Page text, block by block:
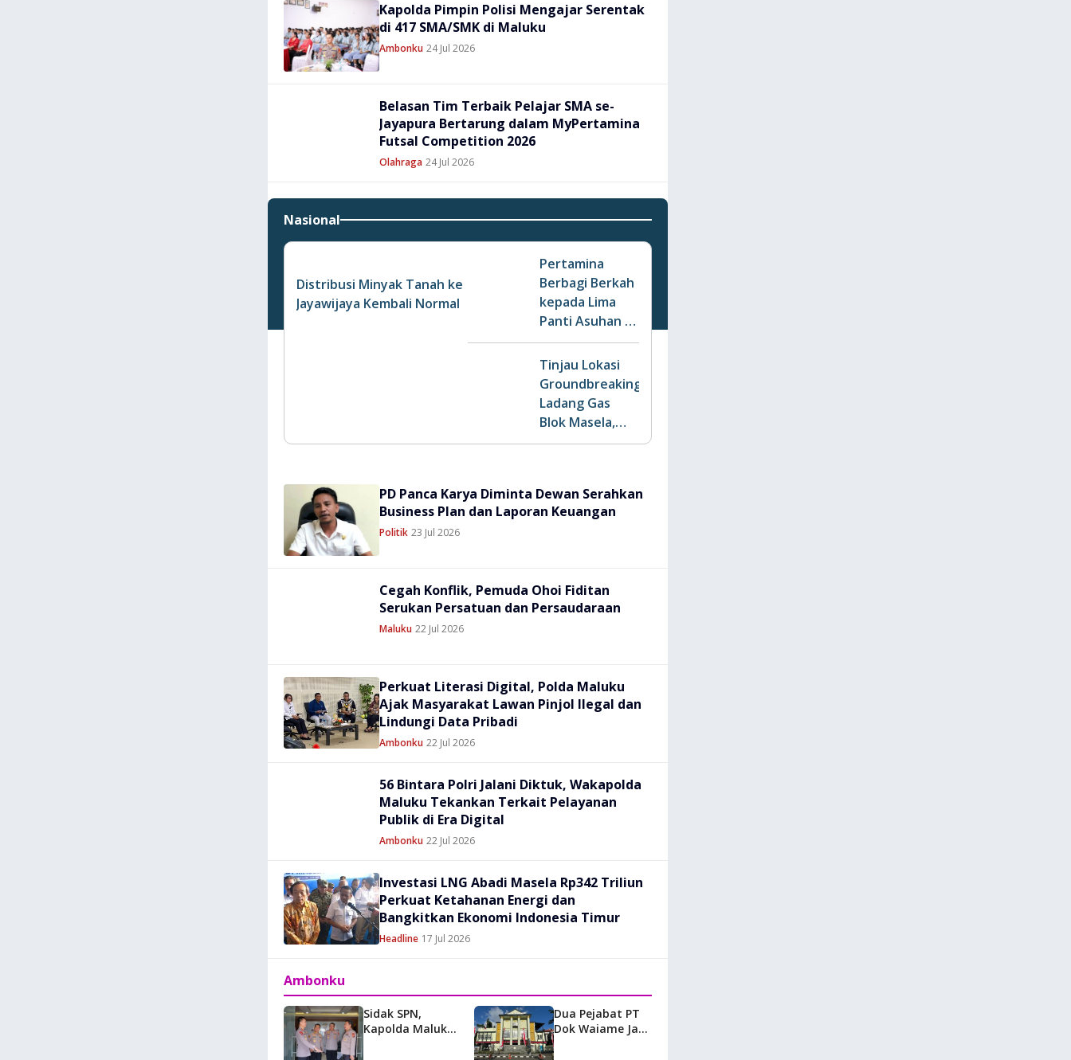
Kapolda Pimpin Polisi Mengajar Serentak
di 417 SMA/SMK di Maluku
Ambonku 24 Jul 2026
Belasan Tim Terbaik Pelajar SMA se-
Jayapura Bertarung dalam MyPertamina
Futsal Competition 2026
Olahraga 24 Jul 2026
Nasional
Distribusi Minyak Tanah ke
Jayawijaya Kembali Normal
Pertamina
Berbagi Berkah
kepada Lima
Panti Asuhan di
Jayapura
Tinjau Lokasi
Groundbreaking
Ladang Gas
Blok Masela,
Kapolda Serap
PD Panca Karya Diminta Dewan Serahkan
Business Plan dan Laporan Keuangan
Politik 23 Jul 2026
Cegah Konflik, Pemuda Ohoi Fiditan
Serukan Persatuan dan Persaudaraan
Maluku 22 Jul 2026
Perkuat Literasi Digital, Polda Maluku
Ajak Masyarakat Lawan Pinjol Ilegal dan
Lindungi Data Pribadi
Ambonku 22 Jul 2026
56 Bintara Polri Jalani Diktuk, Wakapolda
Maluku Tekankan Terkait Pelayanan
Publik di Era Digital
Ambonku 22 Jul 2026
Investasi LNG Abadi Masela Rp342 Triliun
Perkuat Ketahanan Energi dan
Bangkitkan Ekonomi Indonesia Timur
Headline 17 Jul 2026
Ambonku
Sidak SPN,
Kapolda Maluku:
Dua Pejabat PT
Dok Waiame Jadi
Tersangka